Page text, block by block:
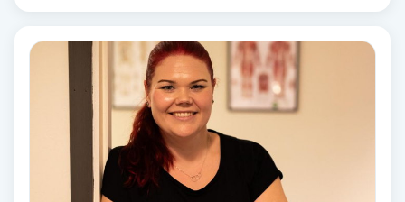
LPG-behandling
LPG-massage
Luggklippning